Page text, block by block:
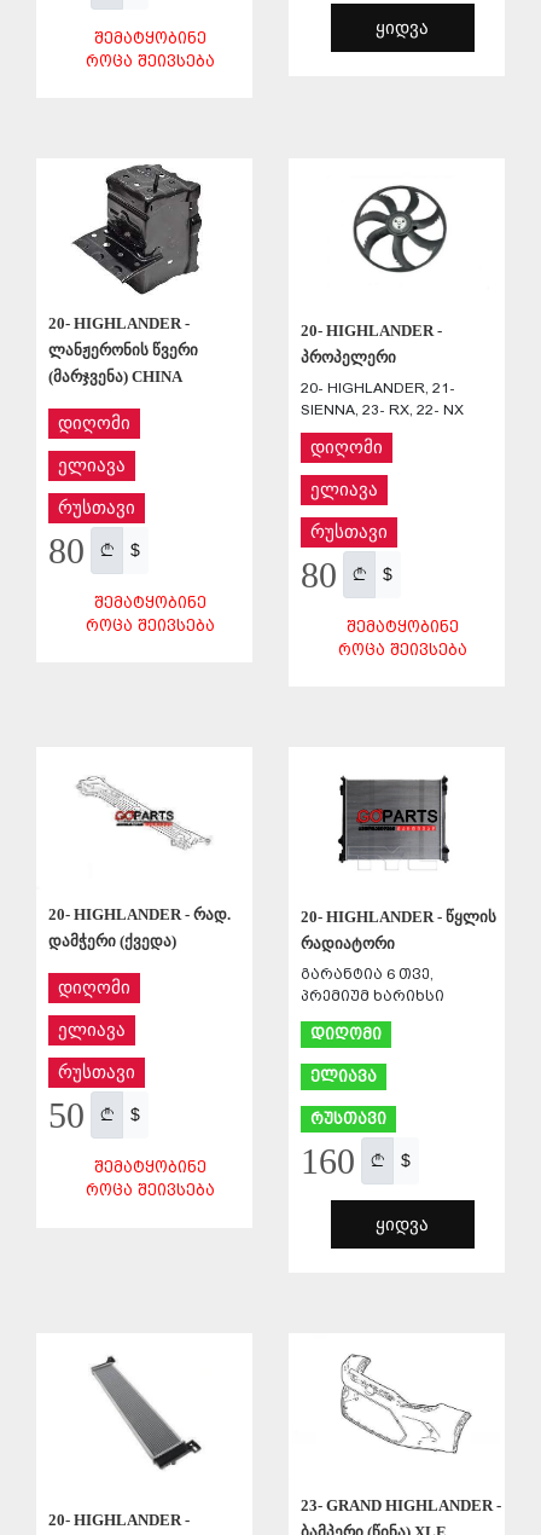
ᲨᲔᲛᲐᲢᲧᲝᲑᲘᲜᲔ
ᲠᲝᲪᲐ ᲨᲔᲘᲕᲡᲔᲑᲐ
ᲧᲘᲓᲕᲐ
20- HIGHLANDER -
ლანჟერონის წვერი
(მარჯვენა) CHINA
დიღომი
ელიავა
რუსთავი
80 $
ᲨᲔᲛᲐᲢᲧᲝᲑᲘᲜᲔ
ᲠᲝᲪᲐ ᲨᲔᲘᲕᲡᲔᲑᲐ
20- HIGHLANDER -
პროპელერი
20- HIGHLANDER, 21-
SIENNA, 23- RX, 22- NX
დიღომი
ელიავა
რუსთავი
80 $
ᲨᲔᲛᲐᲢᲧᲝᲑᲘᲜᲔ
ᲠᲝᲪᲐ ᲨᲔᲘᲕᲡᲔᲑᲐ
20- HIGHLANDER - რად.
დამჭერი (ქვედა)
დიღომი
ელიავა
რუსთავი
50 $
ᲨᲔᲛᲐᲢᲧᲝᲑᲘᲜᲔ
ᲠᲝᲪᲐ ᲨᲔᲘᲕᲡᲔᲑᲐ
20- HIGHLANDER - წყლის
რადიატორი
გარანტია 6 თვე,
პრემიუმ ხარიხსი
დიღომი
ელიავა
რუსთავი
160 $
ᲧᲘᲓᲕᲐ
20- HIGHLANDER -
23- GRAND HIGHLANDER -